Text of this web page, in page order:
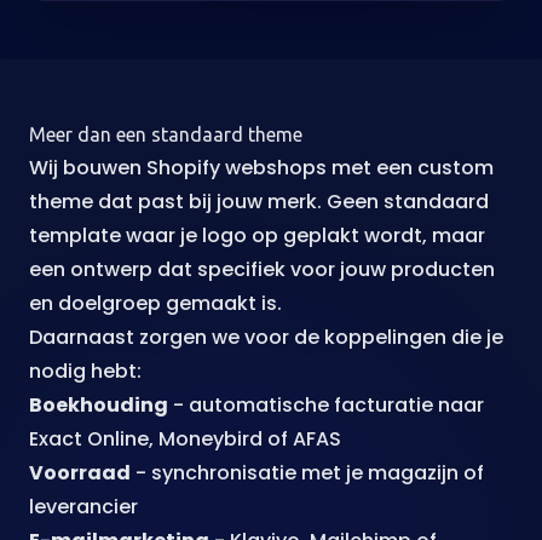
Meer dan een standaard theme
Wij bouwen Shopify webshops met een custom
theme dat past bij jouw merk. Geen standaard
template waar je logo op geplakt wordt, maar
een ontwerp dat specifiek voor jouw producten
en doelgroep gemaakt is.
Daarnaast zorgen we voor de koppelingen die je
nodig hebt:
Boekhouding - automatische facturatie naar
Exact Online, Moneybird of AFAS
Voorraad - synchronisatie met je magazijn of
leverancier